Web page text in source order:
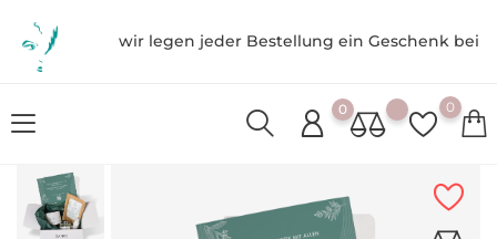
wir legen jeder Bestellung ein Geschenk bei
0 0